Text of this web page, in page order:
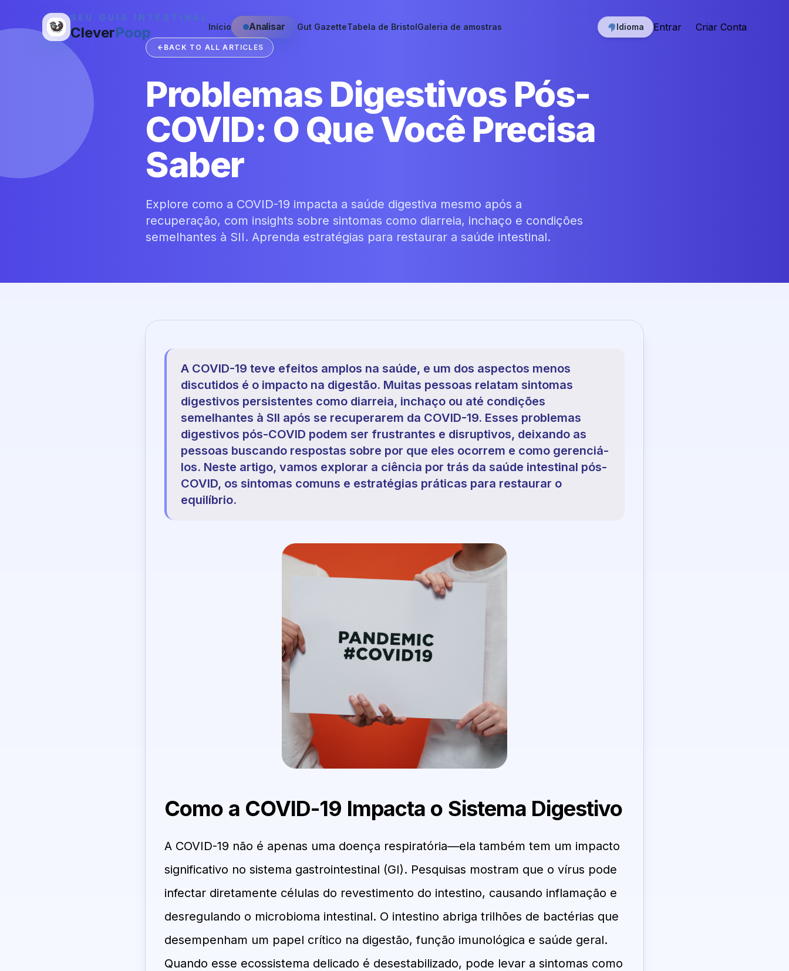
SEU GUIA INTESTINAL
CleverPoop Início Analisar Gut GazetteTabela de BristolGaleria de amostras Idioma Entrar Criar Conta
BACK TO ALL ARTICLES
Problemas Digestivos Pós-
COVID: O Que Você Precisa
Saber
Explore como a COVID-19 impacta a saúde digestiva mesmo após a
recuperação, com insights sobre sintomas como diarreia, inchaço e condições
semelhantes à SII. Aprenda estratégias para restaurar a saúde intestinal.
A COVID-19 teve efeitos amplos na saúde, e um dos aspectos menos
discutidos é o impacto na digestão. Muitas pessoas relatam sintomas
digestivos persistentes como diarreia, inchaço ou até condições
semelhantes à SII após se recuperarem da COVID-19. Esses problemas
digestivos pós-COVID podem ser frustrantes e disruptivos, deixando as
pessoas buscando respostas sobre por que eles ocorrem e como gerenciá-
los. Neste artigo, vamos explorar a ciência por trás da saúde intestinal pós-
COVID, os sintomas comuns e estratégias práticas para restaurar o
equilíbrio.
Como a COVID-19 Impacta o Sistema Digestivo
A COVID-19 não é apenas uma doença respiratória—ela também tem um impacto
significativo no sistema gastrointestinal (GI). Pesquisas mostram que o vírus pode
infectar diretamente células do revestimento do intestino, causando inflamação e
desregulando o microbioma intestinal. O intestino abriga trilhões de bactérias que
desempenham um papel crítico na digestão, função imunológica e saúde geral.
Quando esse ecossistema delicado é desestabilizado, pode levar a sintomas como